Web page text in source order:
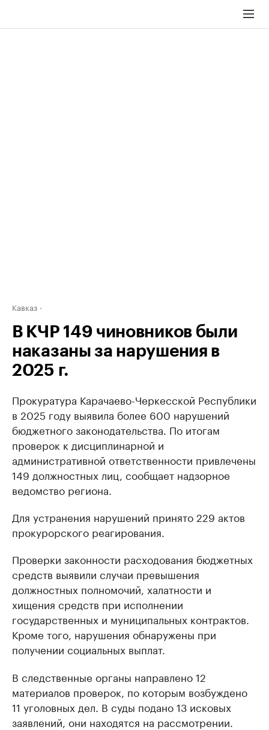
Кавказ
В КЧР 149 чиновников были
наказаны за нарушения в
2025 г.
Прокуратура Карачаево-Черкесской Республики
в 2025 году выявила более 600 нарушений
бюджетного законодательства. По итогам
проверок к дисциплинарной и
административной ответственности привлечены
149 должностных лиц, сообщает надзорное
ведомство региона.
Для устранения нарушений принято 229 актов
прокурорского реагирования.
Проверки законности расходования бюджетных
средств выявили случаи превышения
должностных полномочий, халатности и
хищения средств при исполнении
государственных и муниципальных контрактов.
Кроме того, нарушения обнаружены при
получении социальных выплат.
В следственные органы направлено 12
материалов проверок, по которым возбуждено
11 уголовных дел. В суды подано 13 исковых
заявлений, они находятся на рассмотрении.